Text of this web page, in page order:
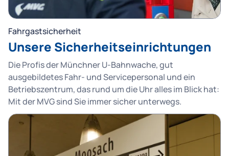
Fahrgastsicherheit
Unsere Sicherheitseinrichtungen
Die Profis der Münchner U-Bahnwache, gut
ausgebildetes Fahr- und Servicepersonal und ein
Betriebszentrum, das rund um die Uhr alles im Blick hat:
Mit der MVG sind Sie immer sicher unterwegs.